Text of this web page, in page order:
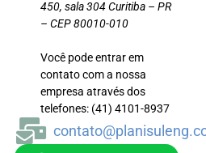
450, sala 304 Curitiba – PR
– CEP 80010-010
Você pode entrar em
contato com a nossa
empresa através dos
telefones: (41) 4101-8937